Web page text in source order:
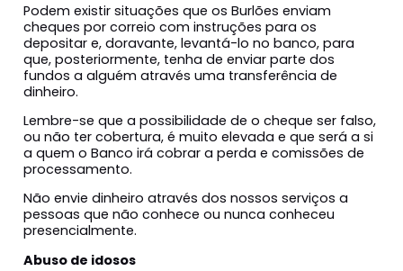
Podem existir situações que os Burlões enviam
cheques por correio com instruções para os
depositar e, doravante, levantá-lo no banco, para
que, posteriormente, tenha de enviar parte dos
fundos a alguém através uma transferência de
dinheiro.
Lembre-se que a possibilidade de o cheque ser falso,
ou não ter cobertura, é muito elevada e que será a si
a quem o Banco irá cobrar a perda e comissões de
processamento.
Não envie dinheiro através dos nossos serviços a
pessoas que não conhece ou nunca conheceu
presencialmente.
Abuso de idosos